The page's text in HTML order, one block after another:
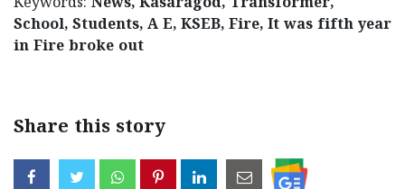
Keywords: News, Kasaragod, Transformer,
School, Students, A E, KSEB, Fire, It was fifth year
in Fire broke out
Share this story